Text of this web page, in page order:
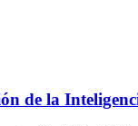
de la